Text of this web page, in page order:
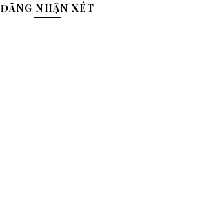
ĐĂNG NHẬN XÉT